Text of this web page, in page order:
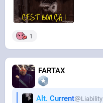
1
FARTAX
Alt. Current Liability